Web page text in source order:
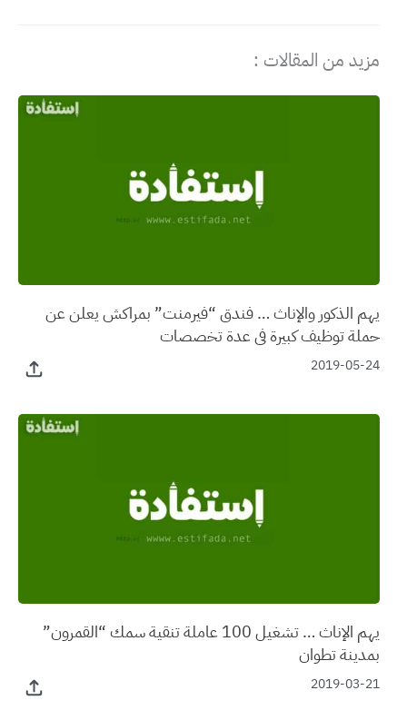
مزيد من المقالات :
يهم الذكور والإناث … فندق “فيرمنت” بمراكش يعلن عن
حملة توظيف كبيرة في عدة تخصصات
2019-05-24
يهم الإناث … تشغيل 100 عاملة تنقية سمك “القمرون”
بمدينة تطوان
2019-03-21